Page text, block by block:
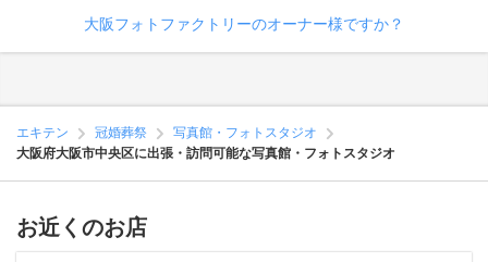
大阪フォトファクトリーのオーナー様ですか？
エキテン 冠婚葬祭
写真館・フォトスタジオ
大阪府大阪市中央区に出張・訪問可能な写真館・フォトスタジオ
お近くのお店